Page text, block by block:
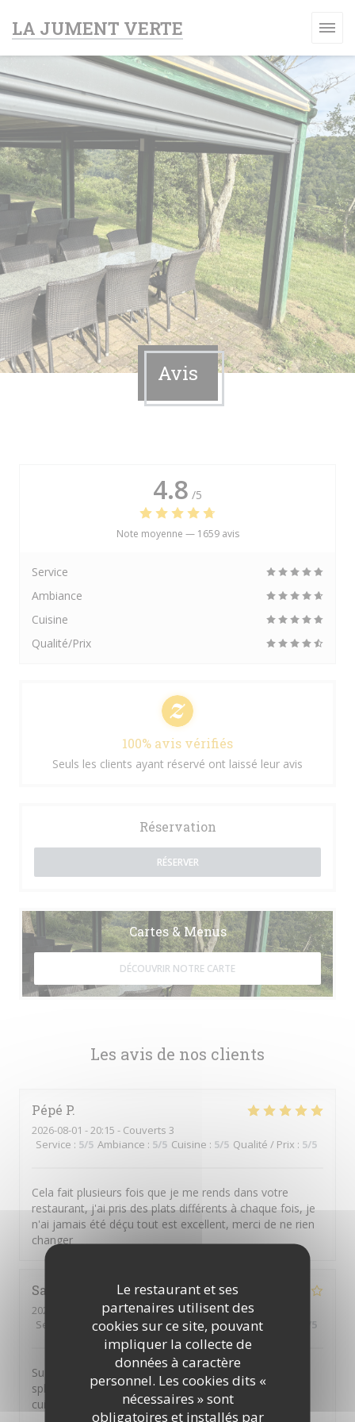
Le restaurant et ses
partenaires utilisent des
cookies sur ce site, pouvant
impliquer la collecte de
données à caractère
personnel. Les cookies dits «
nécessaires » sont
obligatoires et installés par
LA JUMENT VERTE
Avis
Les avis de nos clients
Pépé P
2026-08-01 - 20:15 - Couverts 3
Service : 5/5 Ambiance : 5/5 Cuisine : 5/5 Qualité / Prix : 5/5
Cela fait plusieurs fois que je me rends dans votre
restaurant, j'ai pris des plats différents à chaque fois, je
n'ai jamais été déçu tout est excellent, merci de ne rien
changer
Sandra
2026-08-02
- 12:15 - Couverts 7
Service
/5 Ambiance: 4/5 Cuisine 5/5 Qualité / Prix /5
Super déjeuner en terrasse ombragée avec une vue
splendide Notre serveuse était aux petits soins, la
cuisine excellente. A refaire
4.8 /5
Note moyenne — 1659 avis
Service
Ambiance
Cuisine
Qualité/Prix
100% avis vérifiés
Seuls les clients ayant réservé ont laissé leur avis
Réservation
RÉSERVER
Cartes & Menus
DÉCOUVRIR NOTRE CARTE